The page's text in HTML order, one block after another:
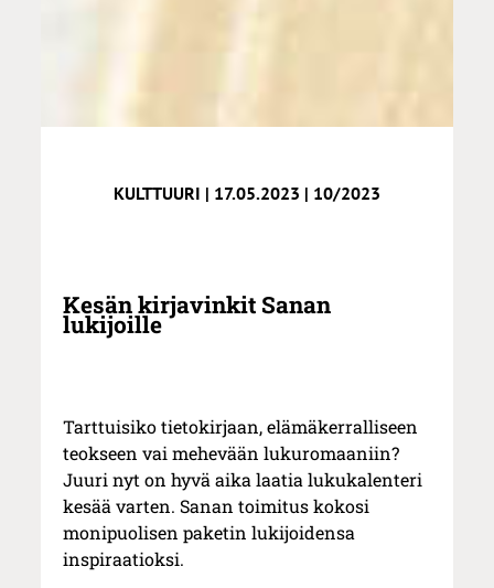
KULTTUURI | 17.05.2023 | 10/2023
Kesän kirjavinkit Sanan
lukijoille
Tarttuisiko tietokirjaan, elämäkerralliseen
teokseen vai mehevään lukuromaaniin?
Juuri nyt on hyvä aika laatia lukukalenteri
kesää varten. Sanan toimitus kokosi
monipuolisen paketin lukijoidensa
inspiraatioksi.